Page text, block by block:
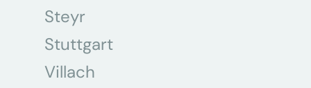
Steyr
Stuttgart
Villach